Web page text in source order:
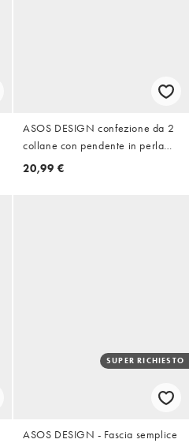
ASOS DESIGN confezione da 2
collane con pendente in perla
sintetica e conchiglia, color oro
20,99 €
SUPER RICHIESTO
ASOS DESIGN - Fascia semplice